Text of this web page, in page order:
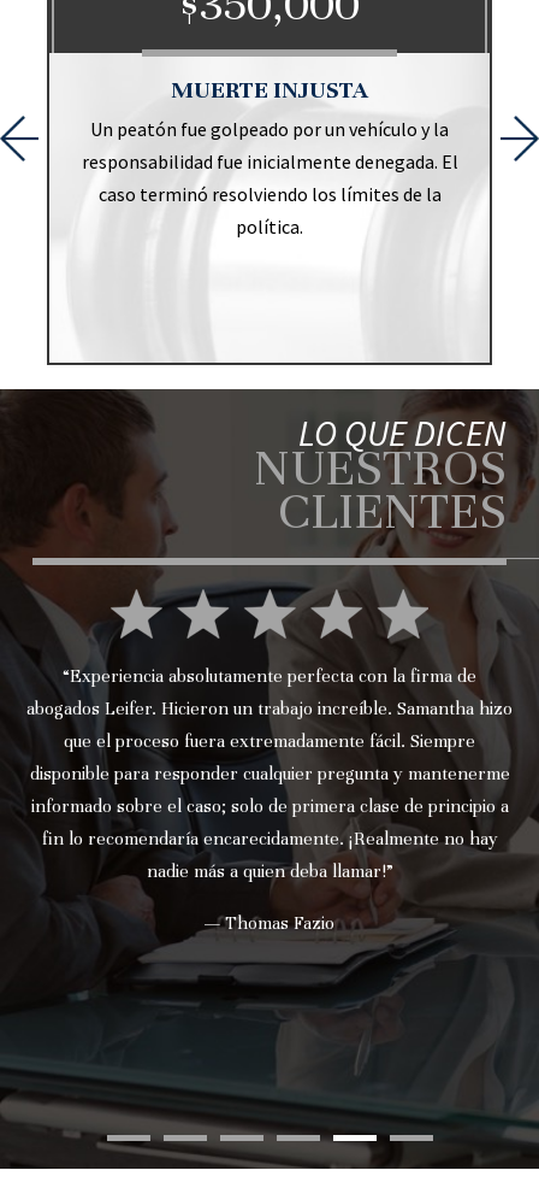
MUERTE INJUSTA
Un peatón fue golpeado por un vehículo y la
responsabilidad fue inicialmente denegada. El
caso terminó resolviendo los límites de la
política.
LO QUE DICEN
NUESTROS
CLIENTES
“Experiencia absolutamente perfecta con la firma de
abogados Leifer. Hicieron un trabajo increíble. Samantha hizo
que el proceso fuera extremadamente fácil. Siempre
disponible para responder cualquier pregunta y mantenerme
informado sobre el caso; solo de primera clase de principio a
fin lo recomendaría encarecidamente. ¡Realmente no hay
nadie más a quien deba llamar!”
— Thomas Fazio